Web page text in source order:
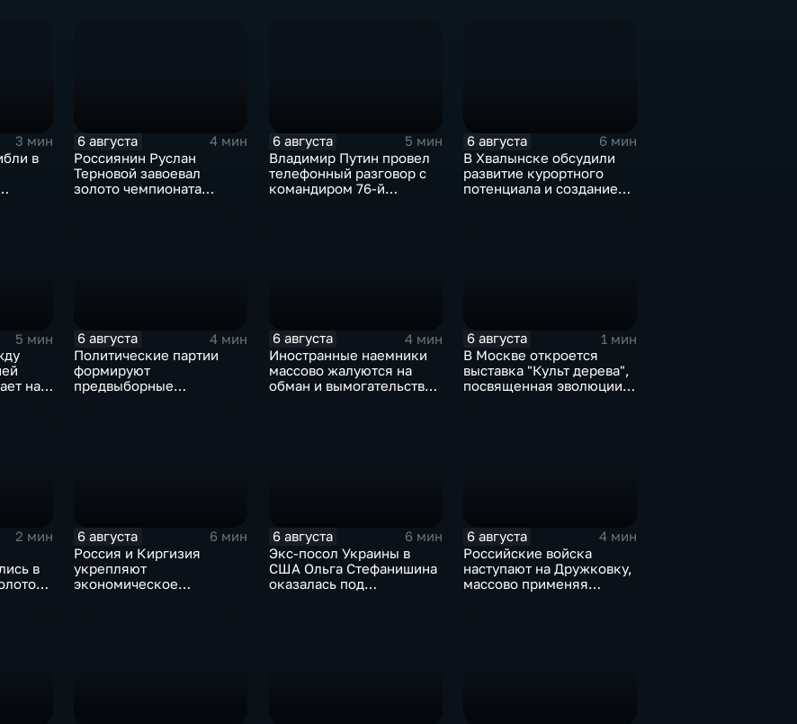
3 мин
в
6 августа
4 мин
Россиянин Руслан
Терновой завоевал
золото чемпионата
6 августа
5 мин
Владимир Путин провел
телефонный разговор с
командиром 76-й
6 августа
6 мин
В Хвалынске обсудили
развитие курортного
потенциала и создание
5 мин
на
6 августа
4 мин
Политические партии
формируют
предвыборные
6 августа
4 мин
Иностранные наемники
массово жалуются на
обман и вымогательство
6 августа
1 мин
В Москве откроется
выставка "Культ дерева",
посвященная эволюции
2 мин
в
6 августа
6 мин
Россия и Киргизия
укрепляют
экономическое
6 августа
6 мин
Экс-посол Украины в
США Ольга Стефанишина
оказалась под
6 августа
4 мин
Российские войска
наступают на Дружковку,
массово применяя